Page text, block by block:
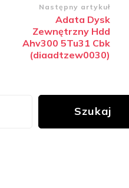
Następny artykuł
Adata Dysk
Zewnętrzny Hdd
Ahv300 5Tu31 Cbk
(diaadtzew0030)
Szukaj